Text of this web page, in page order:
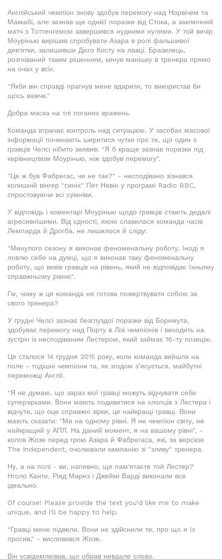
Англійський чемпіон знову здобув перемогу над Норвічем та
Маккабі, але зазнав ще однієї поразки від Стока, а заключний
матч з Тоттенгемом завершився нудними нулями. У той вечір
Моурінью вирішив спробувати Азара в ролі фальшивої
дев'ятки, залишивши Дієго Косту на лавці. Бразилець,
розгніваний таким рішенням, кинув манішку в тренера прямо
на очах у всіх.
"Якби він справді прагнув мене вдарити, то використав би
щось важче."
Добра маска на тлі поганих вражень.
Команда втрачає контроль над ситуацією. У засобах масової
інформації починають ширитися чутки про те, що один з
гравців Челсі нібито заявив: "Я б краще зазнав поразки під
керівництвом Моурінью, ніж здобув перемогу".
"Це ж був Фабрегас, чи не так?" - несподівано зізнався
колишній вінгер "синіх" Пет Невін у програмі Radio BBC,
спростовуючи всі сумніви.
У відповідь і коментарі Моурінью щодо гравців стають дедалі
агресивнішими. Від єдності, якою славилася команда часів
Лемпарда й Дрогба, не лишилося й сліду:
"Минулого сезону я виконав феноменальну роботу. Іноді я
ловлю себе на думці, що я виконав таку феноменальну
роботу, що вивів гравців на рівень, який не відповідає їхньому
справжньому рівню".
Гм, чому ж ця команда не готова пожертвувати собою за
свого тренера?
У грудні Челсі зазнає безглуздої поразки від Борнмута,
здобуває перемогу над Порту в Лізі чемпіонів і виходить на
зустріч із несподіваним Лестером, який займає 16-ту позицію.
Це сталося 14 грудня 2015 року, коли команда вийшла на
поле - тодішні чемпіони та, як згодом з’ясується, майбутні
переможці Англії.
"Я не думаю, що зараз мої гравці можуть відчувати себе
суперзірками. Вони мають подивитися на хлопців з Лестера і
відчути, що оце справжні зірки, це найкращі гравці. Вони
мають сказати: "Ми на одному рівні. Я не чемпіон світу, не
найкращий у АПЛ. На даний момент, я на вашому рівні", -
колов Жозе перед грою Азара й Фабрегаса, які, за версією
The Independent, очолювали кампанію зі "зливу" тренера.
Ну, а на полі - ви, напевно, ще пам'ятаєте той Лестер?
Нголо Канте, Ріяд Марез і Джеймі Варді виконали все
ідеально.
Of course! Please provide the text you'd like me to make
unique, and I'll be happy to help.
"Гравці мене підвели. Вони не здійснили те, про що я їх
просив," - висловився Жозе.
Він усвідомлював, що обрав невдале слово.